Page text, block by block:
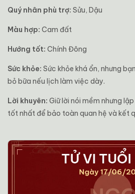
Quý nhân phù trợ: Sửu, Dậu
Màu hợp: Cam đất
Hướng tốt: Chính Đông
Sức khỏe: Sức khỏe khá ổn, nhưng
bỏ bữa nếu lịch làm việc dày.
Lời khuyên: Giữ lời nói mềm nhưng
tốt nhất để bảo toàn quan hệ và kết